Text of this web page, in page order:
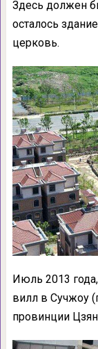
Здесь должен
осталось
церковь.
Июль 2013
вилл в Сучжоу
провинции